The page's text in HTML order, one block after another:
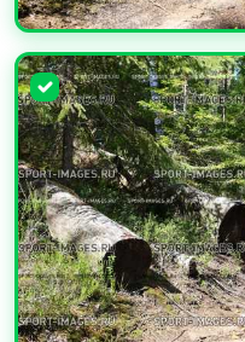
УВЕЛИЧИТЬ